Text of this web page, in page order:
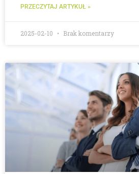
PRZECZYTAJ ARTYKUŁ »
2025-02-10 Brak komentarzy